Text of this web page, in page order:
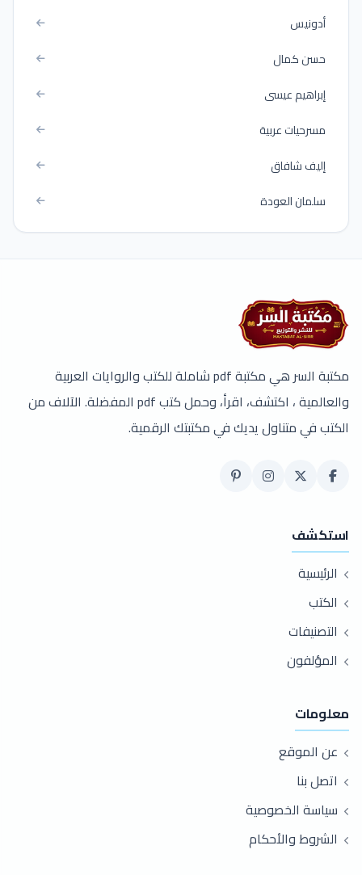
أدونيس
حسن كمال
إبراهيم عيسى
مسرحيات عربية
إليف شافاق
سلمان العودة
مكتبة السر هي مكتبة pdf شاملة للكتب والروايات العربية
والعالمية ، اكتشف، اقرأ، وحمل كتب pdf المفضلة. الآلاف من
الكتب في متناول يديك في مكتبتك الرقمية.
استكشف
الرئيسية
الكتب
التصنيفات
المؤلفون
معلومات
عن الموقع
اتصل بنا
سياسة الخصوصية
الشروط والأحكام